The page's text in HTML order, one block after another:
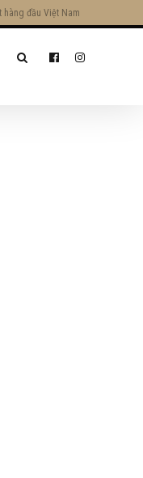
đầu Việt Nam